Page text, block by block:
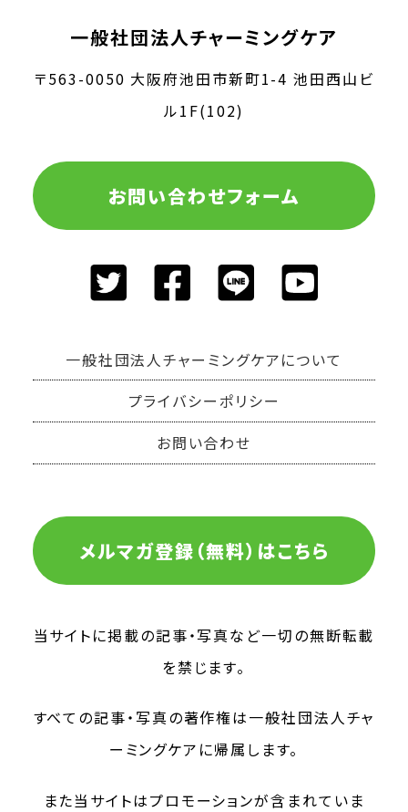
一般社団法人チャーミングケア
〒563-0050 大阪府池田市新町1-4 池田西山ビ
ル1F(102)
お問い合わせフォーム
一般社団法人チャーミングケアについて
プライバシーポリシー
お問い合わせ
メルマガ登録（無料）はこちら
当サイトに掲載の記事・写真など一切の無断転載
を禁じます。
すべての記事・写真の著作権は一般社団法人チャ
ーミングケアに帰属します。
また当サイトはプロモーションが含まれていま